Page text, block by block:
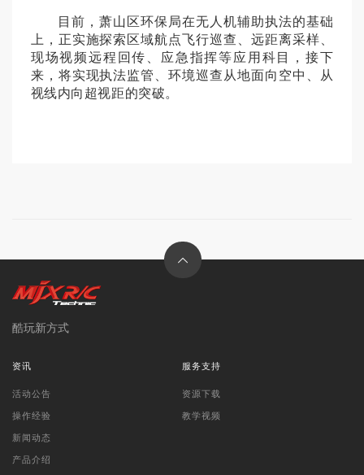
目前，萧山区环保局在无人机辅助执法的基础
上，正实施探索区域航点飞行巡查、远距离采样、
现场视频远程回传、应急指挥等应用科目，接下
来，将实现执法监管、环境巡查从地面向空中、从
视线内向超视距的突破。
酷玩新方式
资讯
活动公告
操作经验
新闻动态
产品介绍
服务支持
资源下载
教学视频